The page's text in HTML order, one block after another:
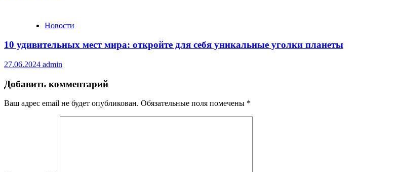
Новости
10 удивительных мест мира: откройте для себя уникальные уголки планеты
27.06.2024 admin
Добавить комментарий
Ваш адрес email не будет опубликован. Обязательные поля помечены *